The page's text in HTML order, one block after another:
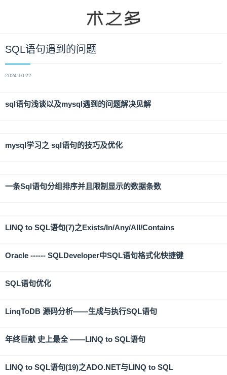
SQL语句遇到的问题
2024-10-22
sql语句浅谈以及mysql遇到的问题解决见解
mysql学习之 sql语句的技巧及优化
一条Sql语句分组排序并且限制显示的数据条数
LINQ to SQL语句(7)之Exists/In/Any/All/Contains
Oracle ------ SQLDeveloper中SQL语句格式化快捷键
SQL语句优化
LinqToDB 源码分析——生成与执行SQL语句
年终巨献 史上最全 ——LINQ to SQL语句
LINQ to SQL语句(19)之ADO.NET与LINQ to SQL